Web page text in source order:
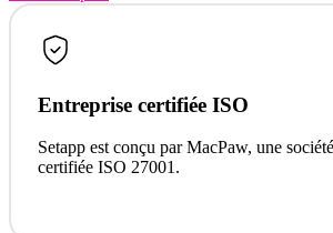
Entreprise certifiée ISO
Setapp est conçu par MacPaw, une
certifiée ISO 27001.